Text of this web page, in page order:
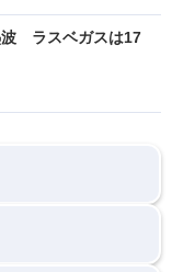
波 ラスベガスは17